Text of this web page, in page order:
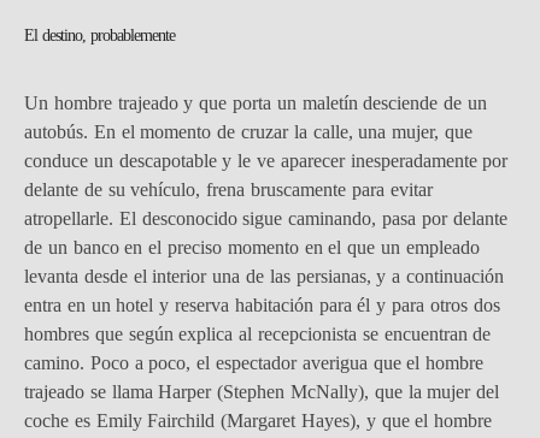
El destino, probablemente
Un hombre trajeado y que porta un maletín desciende de un
autobús. En el momento de cruzar la calle, una mujer, que
conduce un descapotable y le ve aparecer inesperadamente por
delante de su vehículo, frena bruscamente para evitar
atropellarle. El desconocido sigue caminando, pasa por delante
de un banco en el preciso momento en el que un empleado
levanta desde el interior una de las persianas, y a continuación
entra en un hotel y reserva habitación para él y para otros dos
hombres que según explica al recepcionista se encuentran de
camino. Poco a poco, el espectador averigua que el hombre
trajeado se llama Harper (Stephen McNally), que la mujer del
coche es Emily Fairchild (Margaret Hayes), y que el hombre